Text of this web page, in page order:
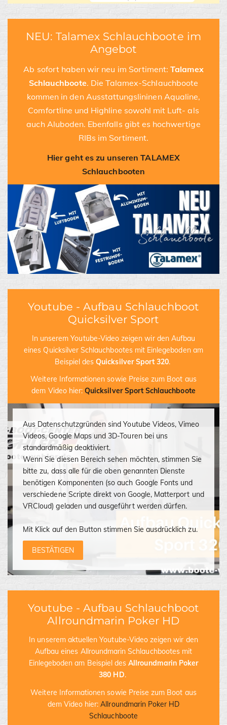
NEU: Talamex Schlauchboote im
Angebot
Ab sofort haben wir neu im Sortiment:Talamex
Schlauchboote. Die Talamex-Schlauchboote
kommen in den Ausstattungslininen Aqualine,
Comfortline und Highline sowohl mit Luft- als
auch Aluboden. Ebenfalls gibt es hochwertige
RIBs im Sortiment.
Hier geht es zu unseren TALAMEX
Schlauchbooten
Youtube - Aufbau Schlauchboot
Quicksilver Sport
In unserem Youtube-Video zeigen wir den Aufbau
eines Quicksilver Schlauchbootes mit Einlegeboden am
Beispiel des Quicksilver Sport 320.
Weitere Informationen sowie Preise zum Boot aus
dem Video hier:Quicksilver Sport Schlauchboote
Aus Datenschutzgründen sind Youtube Videos, Vimeo
Videos, Google Maps und 3D-Touren bei uns
standardmäßig deaktiviert.
Wenn Sie diesen Bereich sehen möchten, stimmen Sie
bitte zu, dass alle für die oben genannten Dienste
benötigen Komponenten (so auch Google Fonts und
verschiedene Scripte direkt von Google, Matterport und
VRCloud) geladen und ausgeführt werden dürfen.
Mit Klick auf den Button stimmen Sie ausdrücklich zu.
BESTÄTIGEN
Youtube - Aufbau Schlauchboot
Allroundmarin Poker HD
In unserem aktuellen Youtube-Video zeigen wir den
Aufbau eines Allroundmarin Schlauchbootes mit
Einlegeboden am Beispiel des Allroundmarin Poker
380 HD.
Weitere Informationen sowie Preise zum Boot aus
dem Video hier:Allroundmarin Poker HD
Schlauchboote